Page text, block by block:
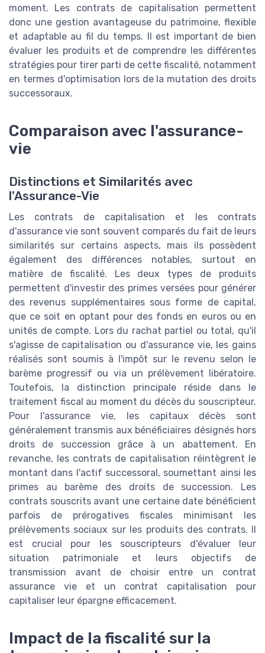
moment. Les contrats de capitalisation permettent
donc une gestion avantageuse du patrimoine, flexible
et adaptable au fil du temps. Il est important de bien
évaluer les produits et de comprendre les différentes
stratégies pour tirer parti de cette fiscalité, notamment
en termes d'optimisation lors de la mutation des droits
successoraux.
Comparaison avec l'assurance-
vie
Distinctions et Similarités avec
l'Assurance-Vie
Les contrats de capitalisation et les contrats
d'assurance vie sont souvent comparés du fait de leurs
similarités sur certains aspects, mais ils possèdent
également des différences notables, surtout en
matière de fiscalité. Les deux types de produits
permettent d'investir des primes versées pour générer
des revenus supplémentaires sous forme de capital,
que ce soit en optant pour des fonds en euros ou en
unités de compte. Lors du rachat partiel ou total, qu'il
s'agisse de capitalisation ou d'assurance vie, les gains
réalisés sont soumis à l'impôt sur le revenu selon le
barème progressif ou via un prélèvement libératoire.
Toutefois, la distinction principale réside dans le
traitement fiscal au moment du décès du souscripteur.
Pour l'assurance vie, les capitaux décès sont
généralement transmis aux bénéficiaires désignés hors
droits de succession grâce à un abattement. En
revanche, les contrats de capitalisation réintègrent le
montant dans l'actif successoral, soumettant ainsi les
primes au barème des droits de succession. Les
contrats souscrits avant une certaine date bénéficient
parfois de prérogatives fiscales minimisant les
prélèvements sociaux sur les produits des contrats. Il
est crucial pour les souscripteurs d'évaluer leur
situation patrimoniale et leurs objectifs de
transmission avant de choisir entre un contrat
assurance vie et un contrat capitalisation pour
capitaliser leur épargne efficacement.
Impact de la fiscalité sur la